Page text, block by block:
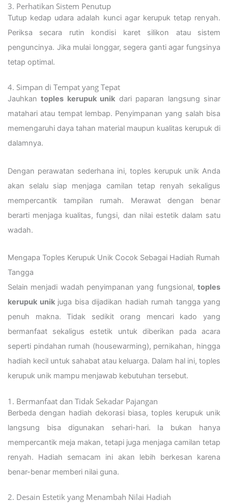
3. Perhatikan Sistem Penutup
Tutup kedap udara adalah kunci agar kerupuk tetap renyah.
Periksa secara rutin kondisi karet silikon atau sistem
penguncinya. Jika mulai longgar, segera ganti agar fungsinya
tetap optimal.
4. Simpan di Tempat yang Tepat
Jauhkantoples kerupuk unik dari paparan langsung sinar
matahari atau tempat lembap. Penyimpanan yang salah bisa
memengaruhi daya tahan material maupun kualitas kerupuk di
dalamnya.
Dengan perawatan sederhana ini, toples kerupuk unik Anda
akan selalu siap menjaga camilan tetap renyah sekaligus
mempercantik tampilan rumah. Merawat dengan benar
berarti menjaga kualitas, fungsi, dan nilai estetik dalam satu
wadah.
Mengapa Toples Kerupuk Unik Cocok Sebagai Hadiah Rumah
Tangga
Selain menjadi wadah penyimpanan yang fungsional, toples
kerupuk unikjuga bisa dijadikan hadiah rumah tangga yang
penuh makna. Tidak sedikit orang mencari kado yang
bermanfaat sekaligus estetik untuk diberikan pada acara
seperti pindahan rumah (housewarming), pernikahan, hingga
hadiah kecil untuk sahabat atau keluarga. Dalam hal ini, toples
kerupuk unik mampu menjawab kebutuhan tersebut.
1. Bermanfaat dan Tidak Sekadar Pajangan
Berbeda dengan hadiah dekorasi biasa, toples kerupuk unik
langsung bisa digunakan sehari-hari. Ia bukan hanya
mempercantik meja makan, tetapi juga menjaga camilan tetap
renyah. Hadiah semacam ini akan lebih berkesan karena
benar-benar memberi nilai guna.
2. Desain Estetik yang Menambah Nilai Hadiah